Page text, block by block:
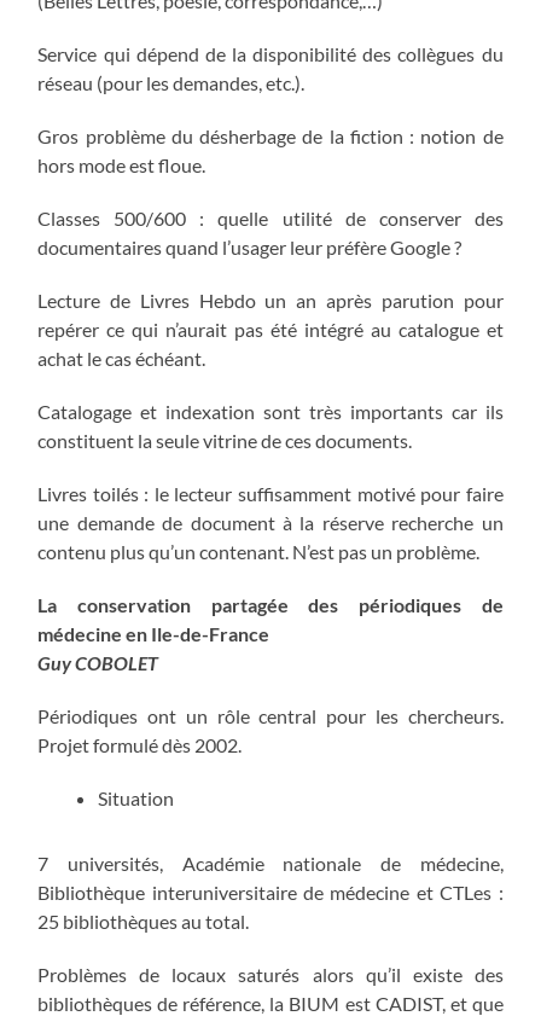
Service qui dépend de la disponibilité des collègues du
réseau (pour les demandes, etc.).
Gros problème du désherbage de la fiction : notion de
hors mode est floue.
Classes 500/600 : quelle utilité de conserver des
documentaires quand l’usager leur préfère Google ?
Lecture de Livres Hebdo un an après parution pour
repérer ce qui n’aurait pas été intégré au catalogue et
achat le cas échéant.
Catalogage et indexation sont très importants car ils
constituent la seule vitrine de ces documents.
Livres toilés : le lecteur suffisamment motivé pour faire
une demande de document à la réserve recherche un
contenu plus qu’un contenant. N’est pas un problème.
La conservation partagée des périodiques de
médecine en Ile-de-France
Guy COBOLET
Périodiques ont un rôle central pour les chercheurs.
Projet formulé dès 2002.
Situation
7 universités, Académie nationale de médecine,
Bibliothèque interuniversitaire de médecine et CTLes :
25 bibliothèques au total.
Problèmes de locaux saturés alors qu’il existe des
bibliothèques de référence, la BIUM est CADIST, et que